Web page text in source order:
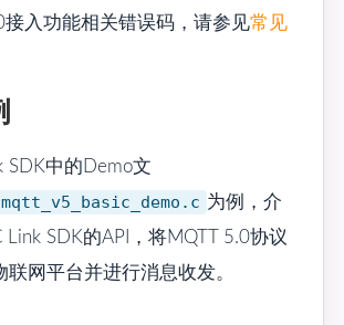
接入功能相关错误码，请参见常见
SDK中的Demo文
为例，介
Link SDK的API，将MQTT 5.0协议
联网平台并进行消息收发。